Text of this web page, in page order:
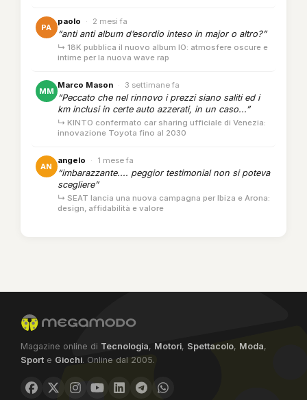
PA
paolo · 2 mesi fa
“anti anti album d’esordio inteso in major o altro?”
↳ 18K pubblica il nuovo album IO: atmosfere oscure e
intime per la nuova wave rap
MM
Marco Mason · 3 settimane fa
“Peccato che nel rinnovo i prezzi siano saliti ed i
km inclusi in certe auto azzerati, in un caso...”
↳ KINTO confermato car sharing ufficiale di Venezia:
innovazione Toyota fino al 2030
AN
angelo · 1 mese fa
“imbarazzante.... peggior testimonial non si poteva
scegliere”
↳ SEAT lancia una nuova campagna per Ibiza e Arona:
design, affidabilità e valore
Magazine online di Tecnologia, Motori, Spettacolo, Moda,
Sport e Giochi. Online dal 2005.